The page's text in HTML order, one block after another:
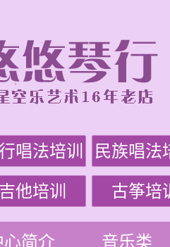
唱法培训 民族唱法
吉他培训 古筝培
心简介 音乐类